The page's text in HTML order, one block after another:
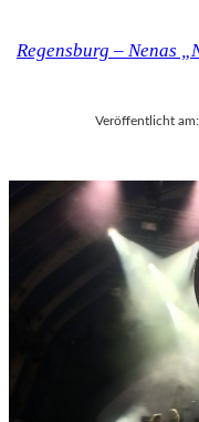
Regensburg – Nenas
Veröffentlicht am: